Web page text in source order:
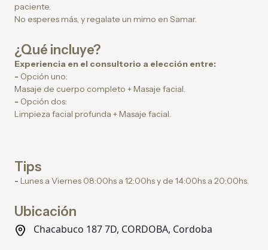
paciente.
No esperes más, y regalate un mimo en Samar.
¿Qué incluye?
Experiencia en el consultorio a elección entre:
- Opción uno:
Masaje de cuerpo completo + Masaje facial.
- Opción dos:
Limpieza facial profunda + Masaje facial.
Tips
- Lunes a Viernes 08:00hs a 12:00hs y de 14:00hs a 20:00hs.
Ubicación
Chacabuco 187 7D, CORDOBA, Cordoba